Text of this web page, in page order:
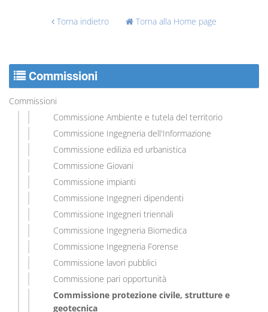
Torna indietro Torna alla Home page
Commissioni
Commissioni
Commissione Ambiente e tutela del territorio
Commissione Ingegneria dell'Informazione
Commissione edilizia ed urbanistica
Commissione Giovani
Commissione impianti
Commissione Ingegneri dipendenti
Commissione Ingegneri triennali
Commissione Ingegneria Biomedica
Commissione Ingegneria Forense
Commissione lavori pubblici
Commissione pari opportunità
Commissione protezione civile, strutture e
geotecnica